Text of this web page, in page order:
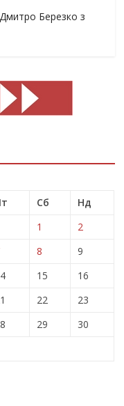
Березко з
Сб
Нд
1
2
8
9
15
16
22
23
29
30